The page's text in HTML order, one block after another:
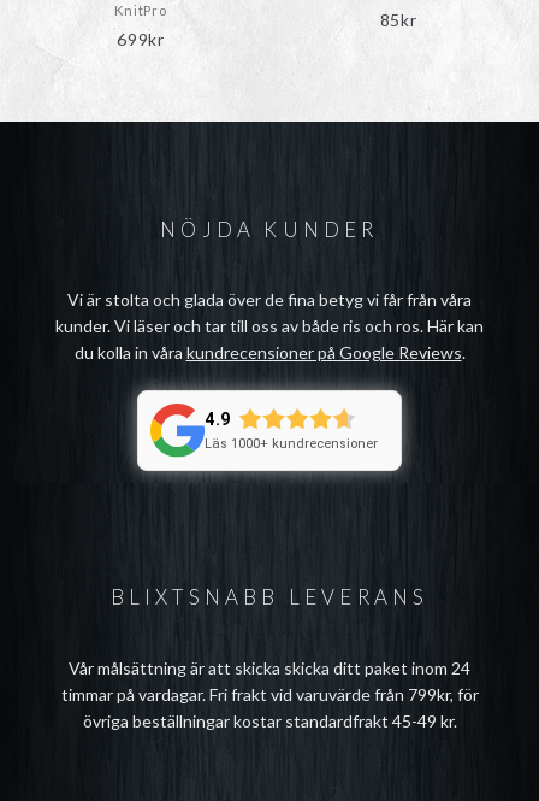
KnitPro
699kr
85kr
BLIXTSNABB LEVERANS
Vår målsättning är att skicka skicka ditt paket inom 24
timmar på vardagar. Fri frakt vid varuvärde från 799kr, för
övriga beställningar kostar standardfrakt 45-49 kr.
NÖJDA KUNDER
Vi är stolta och glada över de fina betyg vi får från våra
kunder. Vi läser och tar till oss av både ris och ros. Här kan
du kolla in våra kundrecensioner på Google Reviews.
4.9
Läs 1000+ kundrecensioner